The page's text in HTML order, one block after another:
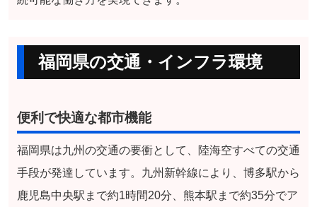
福岡県の交通・インフラ環境
便利で快適な都市機能
福岡県は九州の交通の要衝として、陸海空すべての交通
手段が発達しています。九州新幹線により、博多駅から
鹿児島中央駅まで約1時間20分、熊本駅まで約35分でア